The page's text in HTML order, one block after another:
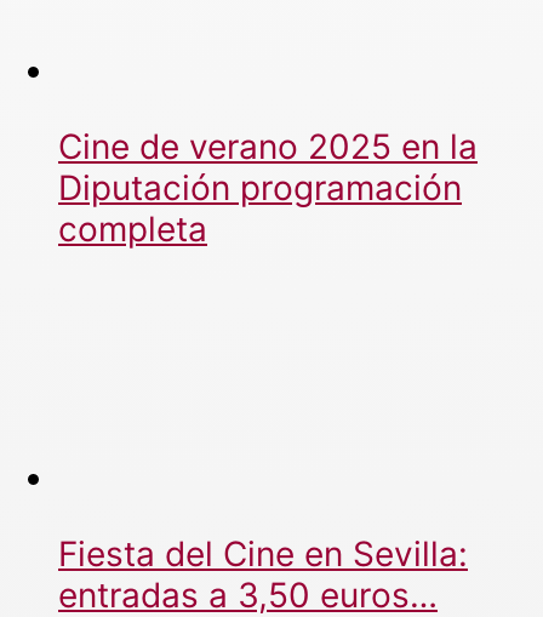
Cine de verano 2025 en la
Diputación programación
completa
Fiesta del Cine en Sevilla:
entradas a 3,50 euros…